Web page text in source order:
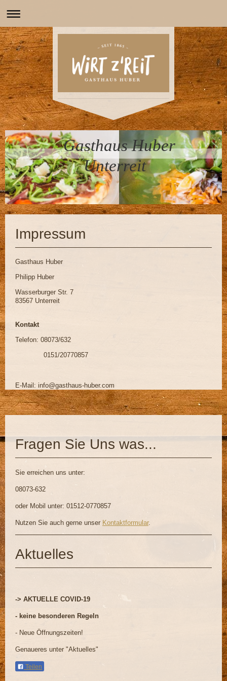
Gasthaus Huber
Unterreit
Impressum
Gasthaus Huber
Philipp Huber
Wasserburger Str. 7
83567 Unterreit
Kontakt
Telefon: 08073/632
0151/20770857
E-Mail: info@gasthaus-huber.com
Fragen Sie Uns was...
Sie erreichen uns unter:
08073-632
oder Mobil unter: 01512-0770857
Nutzen Sie auch gerne unser Kontaktformular.
Aktuelles
-> AKTUELLE COVID-19
- keine besonderen Regeln
- Neue Öffnungszeiten!
Genaueres unter "Aktuelles"
Teilen